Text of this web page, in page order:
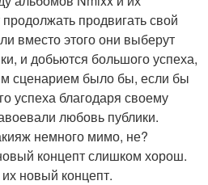
продвигать свой
вместо этого они выберут
и добьются большого успеха,
сценарием было бы, если бы
успеха благодаря своему
любовь публики.
немного мимо, не?
концепт слишком хорош.
новый концепт.